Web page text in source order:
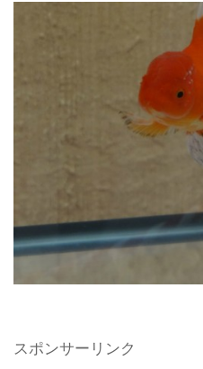
スポンサーリンク